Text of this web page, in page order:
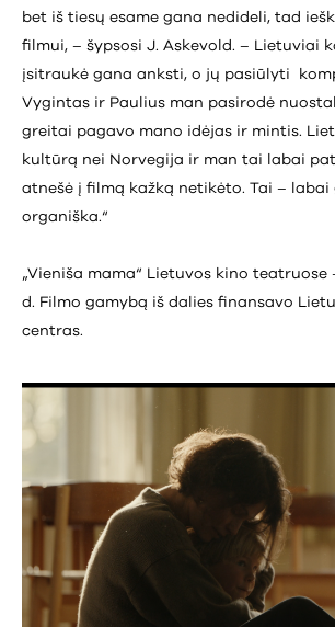
bet iš tiesų esame gana nedideli, tad
filmui, – šypsosi J. Askevold. – Lietuviai
įsitraukė gana anksti, o jų pasiūlyti
Vygintas ir Paulius man pasirodė
greitai pagavo mano idėjas ir mintis.
kultūrą nei Norvegija ir man tai labai
atnešė į filmą kažką netikėto. Tai – labai
organiška.“
„Vieniša mama“ Lietuvos kino teatruose
d. Filmo gamybą iš dalies finansavo
centras.